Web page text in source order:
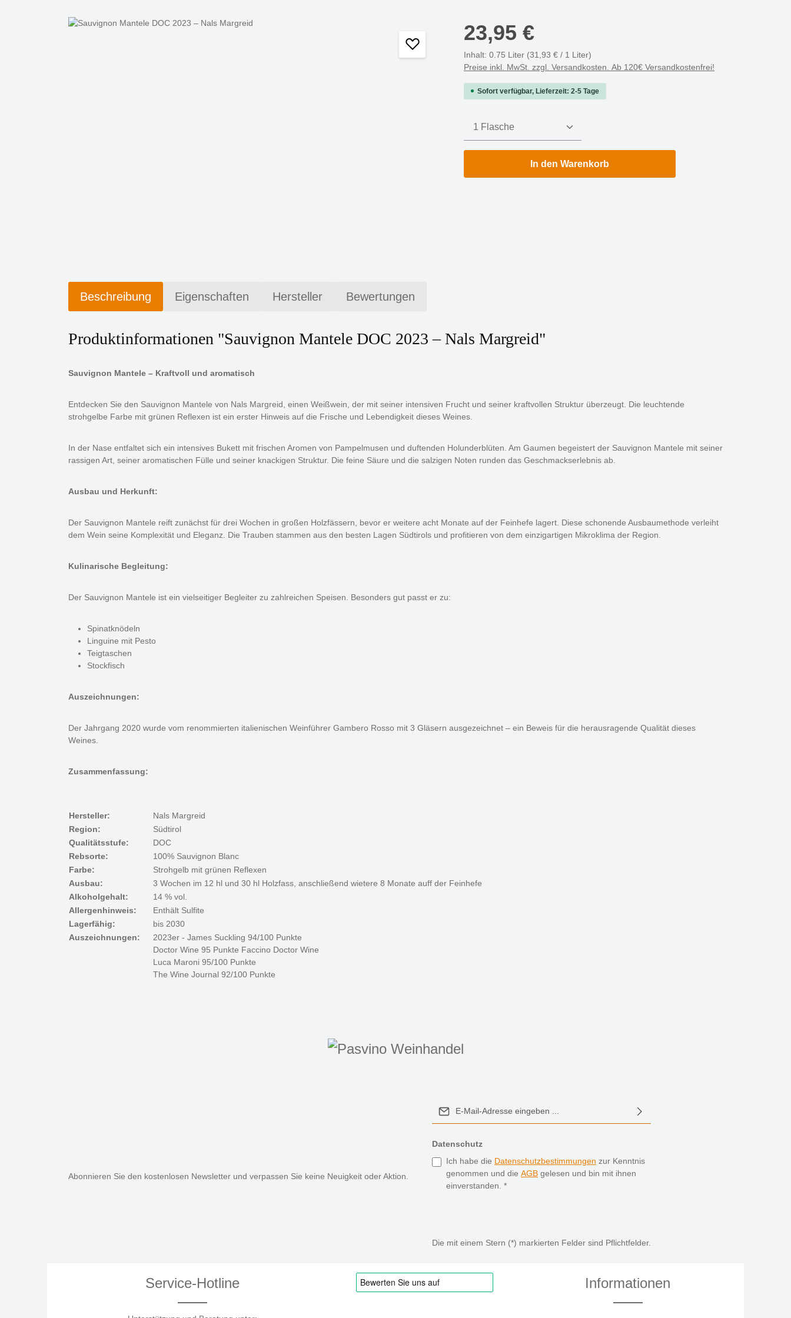
Bildergalerie überspringen 23,95 €
Inhalt: 0.75 Liter (31,93 € / 1 Liter)
Preise inkl. MwSt. zzgl. Versandkosten. Ab 120€ Versandkostenfrei!
Sofort verfügbar, Lieferzeit: 2-5 Tage
Produkt Anzahl: Gib den gewünschten Wert ein
In den Warenkorb
Beschreibung Eigenschaften Hersteller Bewertungen
Produktinformationen "Sauvignon Mantele DOC 2023 – Nals Margreid"
Sauvignon Mantele – Kraftvoll und aromatisch
Entdecken Sie den Sauvignon Mantele von Nals Margreid, einen Weißwein, der mit seiner intensiven Frucht und seiner kraftvollen Struktur überzeugt. Die leuchtende
strohgelbe Farbe mit grünen Reflexen ist ein erster Hinweis auf die Frische und Lebendigkeit dieses Weines.
In der Nase entfaltet sich ein intensives Bukett mit frischen Aromen von Pampelmusen und duftenden Holunderblüten. Am Gaumen begeistert der Sauvignon Mantele mit seiner
rassigen Art, seiner aromatischen Fülle und seiner knackigen Struktur. Die feine Säure und die salzigen Noten runden das Geschmackserlebnis ab.
Ausbau und Herkunft:
Der Sauvignon Mantele reift zunächst für drei Wochen in großen Holzfässern, bevor er weitere acht Monate auf der Feinhefe lagert. Diese schonende Ausbaumethode verleiht
dem Wein seine Komplexität und Eleganz. Die Trauben stammen aus den besten Lagen Südtirols und profitieren von dem einzigartigen Mikroklima der Region.
Kulinarische Begleitung:
Der Sauvignon Mantele ist ein vielseitiger Begleiter zu zahlreichen Speisen. Besonders gut passt er zu:
Spinatknödeln
Linguine mit Pesto
Teigtaschen
Stockfisch
Auszeichnungen:
Der Jahrgang 2020 wurde vom renommierten italienischen Weinführer Gambero Rosso mit 3 Gläsern ausgezeichnet – ein Beweis für die herausragende Qualität dieses
Weines.
Zusammenfassung:
Hersteller:
Nals Margreid
Region:
Südtirol
Qualitätsstufe:
DOC
Rebsorte:
100% Sauvignon Blanc
Farbe:
Strohgelb mit grünen Reflexen
Ausbau:
3 Wochen im 12 hl und 30 hl Holzfass, anschließend wietere 8 Monate auff der Feinhefe
Alkoholgehalt:
14 % vol.
Allergenhinweis:
Enthält Sulfite
Lagerfähig:
bis 2030
Auszeichnungen:
2023er - James Suckling 94/100 Punkte
Doctor Wine 95 Punkte Faccino Doctor Wine
Luca Maroni 95/100 Punkte
The Wine Journal 92/100 Punkte
Abonnieren Sie den kostenlosen Newsletter und verpassen Sie keine Neuigkeit oder Aktion.
Datenschutz
Ich habe die Datenschutzbestimmungen zur Kenntnis
genommen und die AGB gelesen und bin mit ihnen
einverstanden. *
Die mit einem Stern (*) markierten Felder sind Pflichtfelder.
Service-Hotline Informationen